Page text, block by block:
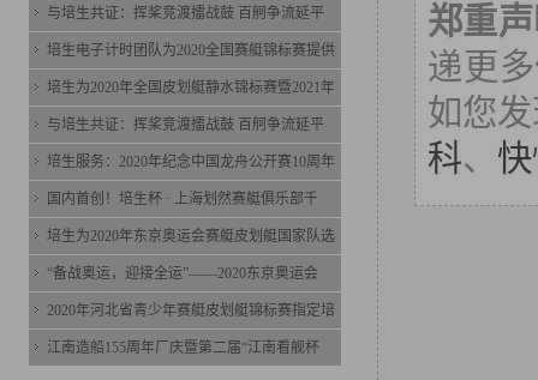
郑重
递更
如您
科、
与培生共证：挥桨竞渡擂战鼓 百舸争流延平
培生电子计时团队为2020全国赛艇锦标赛提供
培生为2020年全国皮划艇静水锦标赛暨2021年
与培生共证：挥桨竞渡擂战鼓 百舸争流延平
培生服务：2020年纪念中国龙舟公开赛10周年
国内首创！培生杯 · 上海划然赛艇俱乐部千
培生为2020年东京奥运会赛艇皮划艇国家队选
“备战奥运，迎接全运”——2020东京奥运会
2020年河北省青少年赛艇皮划艇锦标赛指定培
江南造船155周年厂庆暨第二届“江南看舰杯